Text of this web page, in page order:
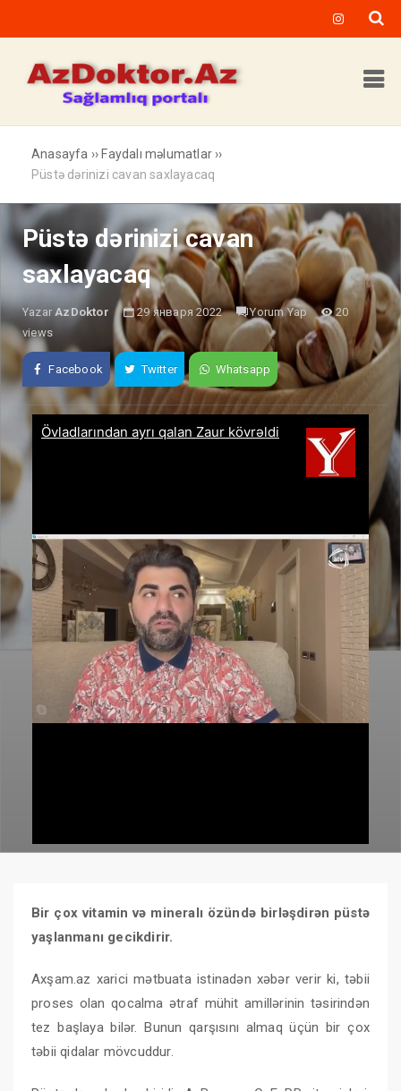
Anasayfa ›› Faydalı məlumatlar ››
Püstə dərinizi cavan saxlayacaq
Püstə dərinizi cavan
saxlayacaq
Yazar AzDoktor 29 января 2022 Yorum Yap
20
views
Facebook Twitter Whatsapp
Bir çox vitamin və mineralı özündə birləşdirən püstə
yaşlanmanı gecikdirir.
Axşam.az xarici mətbuata istinadən xəbər verir ki, təbii
proses olan qocalma ətraf mühit amillərinin təsirindən
tez başlaya bilər. Bunun qarşısını almaq üçün bir çox
təbii qidalar mövcuddur.